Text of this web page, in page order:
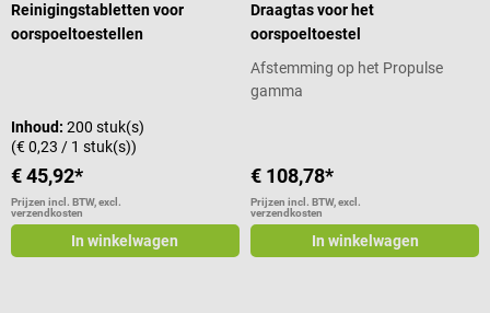
Reinigingstabletten voor
oorspoeltoestellen
Inhoud: 200 stuk(s)
(€ 0,23 / 1 stuk(s))
€ 45,92*
Prijzen incl. BTW, excl.
verzendkosten
In winkelwagen
Draagtas voor het
oorspoeltoestel
Afstemming op het Propulse
gamma
€ 108,78*
Prijzen incl. BTW, excl.
verzendkosten
In winkelwagen